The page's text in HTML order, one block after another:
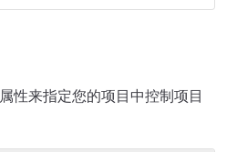
属性来指定您的项目中控制项目